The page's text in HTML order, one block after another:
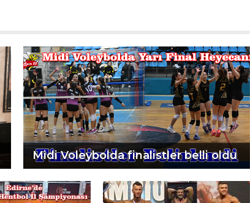
Midi Voleybolda finalistler belli oldu